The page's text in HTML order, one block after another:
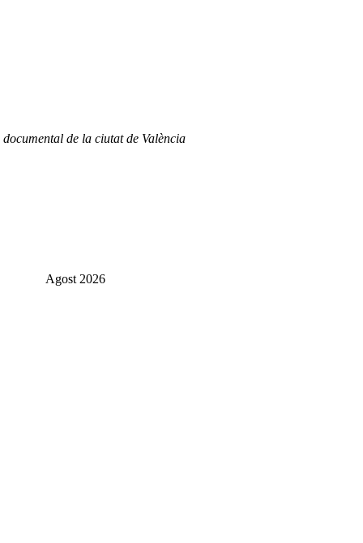
de la ciutat de València
Agost 2026